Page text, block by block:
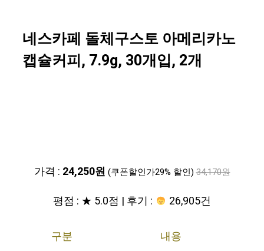
네스카페 돌체구스토 아메리카노
캡슐커피, 7.9g, 30개입, 2개
가격 : 24,250원 (쿠폰할인가29% 할인) 34,170원
평점 : ★ 5.0점 | 후기 : 26,905건
구분
내용